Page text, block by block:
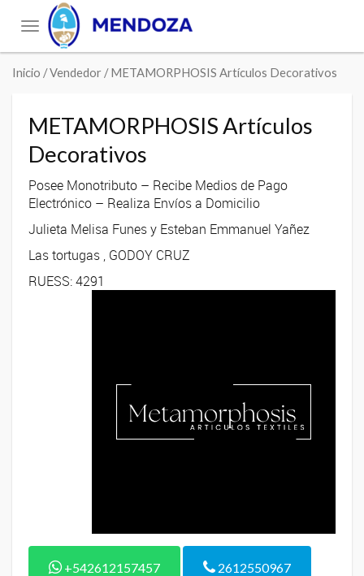
Toggle
navigation
Inicio / Vendedor / METAMORPHOSIS Artículos Decorativos
METAMORPHOSIS Artículos
Decorativos
Posee Monotributo – Recibe Medios de Pago
Electrónico – Realiza Envíos a Domicilio
Julieta Melisa Funes y Esteban Emmanuel Yañez
Las tortugas , GODOY CRUZ
RUESS: 4291
+542612157457 2612550967